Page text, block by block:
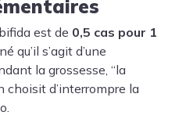
est de 0,5 cas pour 1
qu’il s’agit d’une
la grossesse, “la
choisit d’interrompre la